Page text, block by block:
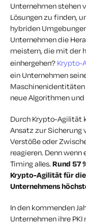
Unternehmen stehen
Lösungen zu finden,
hybriden
Unternehmen die
meistern, die mit der
einhergehen? Krypto-
ein Unternehmen
neue Algorithmen
Durch Krypto-Agilität
Ansatz zur Sicherung
Verstöße oder
reagieren. Denn
Timing alles. Rund 57
Krypto-Agilität für
Unternehmens
In den kommenden
Unternehmen ihre